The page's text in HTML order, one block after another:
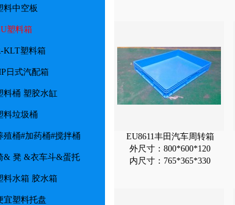
料中空板
塑料箱
KLT塑料箱
日式汽配箱
料桶 塑胶水缸
料垃圾桶
殖桶#加药桶#搅拌桶
& 凳 &衣车斗&蛋托
料水箱 胶水箱
宜塑料托盘
EU8611丰田汽车周转箱
外尺寸：800*600*120
内尺寸：765*365*330